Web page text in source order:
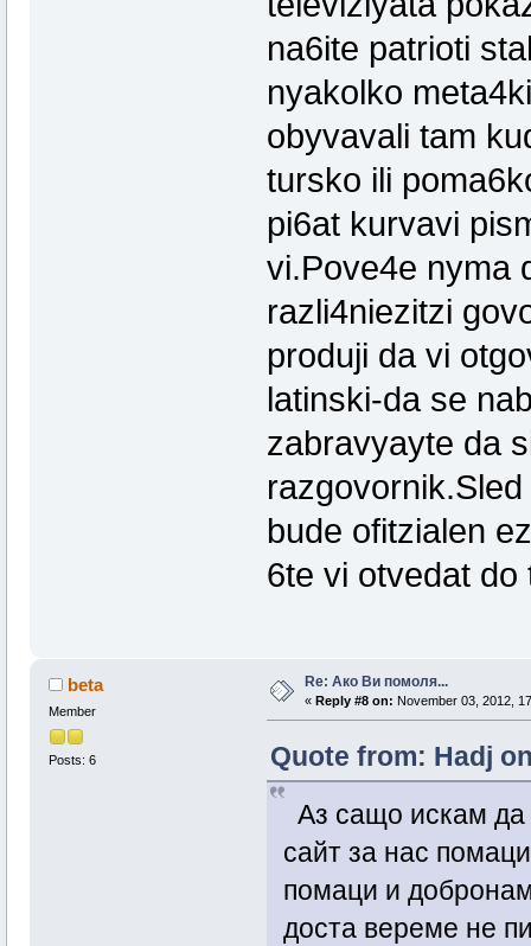
na6ite patrioti
nyakolko
obyvavali tam
tursko ili
pi6at kurvavi
vi.Pove4e nyma
razli4niezitzi
produji da vi
latinski-da se
zabravyayte da
bude ofitzialen
6te vi otvedat do
beta
Member
Posts: 6
Re: Ако Ви помоля...
« Reply #8 on: November 03, 2012,
Quote from: Hadj
Аз сащо искам
сайт за нас
помаци и
доста вереме не